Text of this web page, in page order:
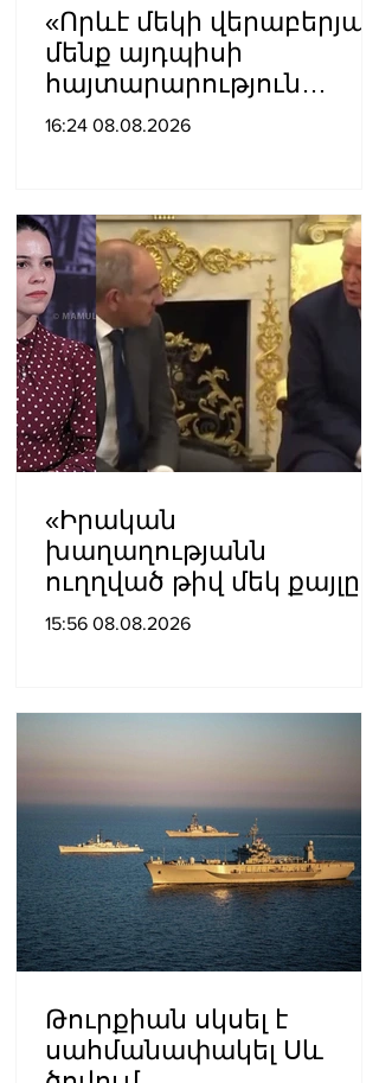
«Որևէ մեկի վերաբերյալ
մենք այդպիսի
հայտարարություն
չպետք է ունենանք»․
16:24 08.08.2026
«Իրական
խաղաղությանն
ուղղված թիվ մեկ քայլը
պետք է լիներ մեր բոլոր
Հայրապետյան
15:56 08.08.2026
Թուրքիան սկսել է
սահմանափակել Սև